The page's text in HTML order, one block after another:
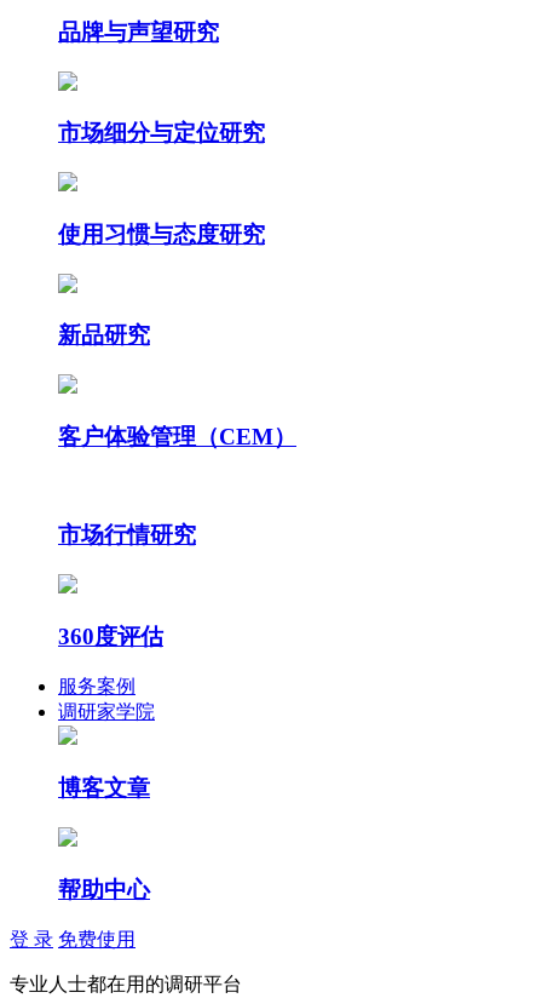
品牌与声望研究
市场细分与定位研究
使用习惯与态度研究
新品研究
客户体验管理（CEM）
市场行情研究
360度评估
服务案例
调研家学院
博客文章
帮助中心
登 录 免费使用
专业人士都在用的调研平台